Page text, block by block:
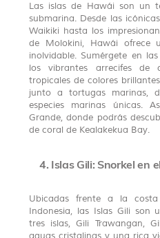
Las islas de Hawái son un
submarina. Desde las
Waikiki hasta los
de Molokini, Hawái ofrece
inolvidable. Sumérgete en
los vibrantes arrecifes de
tropicales de colores
junto a tortugas marinas,
especies marinas únicas.
Grande, donde podrás
de coral de Kealakekua Bay.
4. Islas Gili: Snorkel en
Ubicadas frente a la
Indonesia, las Islas Gili son
tres islas, Gili Trawangan,